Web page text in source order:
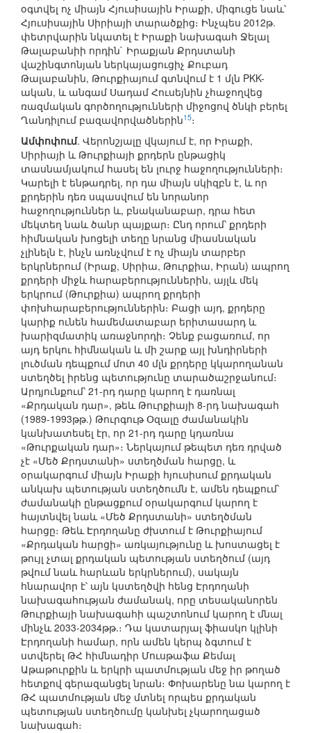
օգտվել ոչ միայն Հյուսիսային Իրաքի, միգուցե նաև՝
Հյուսիսային Սիրիայի տարածքից։ Ինչպես 2012թ.
փետրվարին նկատել է Իրաքի նախագահ Ջելալ
Թալաբանիի որդին` Իրաքյան Քրդստանի
վաշինգտոնյան ներկայացուցիչ Քուբադ
Թալաբանին, Թուրքիայում գտնվում է 1 մլն PKK-
ական, և անգամ Սադամ Հուսեյնին չհաջողվեց
ռազմական գործողությունների միջոցով ծնկի բերել
Ղանդիլում բազավորվածներին15։
Ամփոփում. Վերոնշյալը վկայում է, որ Իրաքի,
Սիրիայի և Թուրքիայի քրդերն ընթացիկ
տասնամյակում հասել են լուրջ հաջողությունների։
Կարելի է ենթադրել, որ դա միայն սկիզբն է, և որ
քրդերին դեռ սպասվում են նորանոր
հաջողություններ և, բնականաբար, դրա հետ
մեկտեղ նաև ծանր պայքար։ Ընդ որում՝ քրդերի
հիմնական խոցելի տեղը նրանց միասնական
չլինելն է, ինչն առնչվում է ոչ միայն տարբեր
երկրներում (Իրաք, Սիրիա, Թուրքիա, Իրան) ապրող
քրդերի միջև հարաբերություններին, այլև մեկ
երկրում (Թուրքիա) ապրող քրդերի
փոխհարաբերություններին։ Բացի այդ, քրդերը
կարիք ունեն համեմատաբար երիտասարդ և
խարիզմատիկ առաջնորդի։ Չենք բացառում, որ
այդ երկու հիմնական և մի շարք այլ խնդիրների
լուծման դեպքում մոտ 40 մլն քրդերը կկարողանան
ստեղծել իրենց պետությունը տարածաշրջանում։
Արդյունքում՝ 21-րդ դարը կարող է դառնալ
«Քրդական դար», թեև Թուրքիայի 8-րդ նախագահ
(1989-1993թթ.) Թուրգութ Օզալը ժամանակին
կանխատեսել էր, որ 21-րդ դարը կդառնա
«Թուրքական դար»։ Ներկայում թեպետ դեռ դրված
չէ «Մեծ Քրդստանի» ստեղծման հարցը, և
օրակարգում միայն Իրաքի հյուսիսում քրդական
անկախ պետության ստեղծումն է, ամեն դեպքում՝
ժամանակի ընթացքում օրակարգում կարող է
հայտնվել նաև «Մեծ Քրդստանի» ստեղծման
հարցը։ Թեև Էրդողանը ժխտում է Թուրքիայում
«Քրդական հարցի» առկայությունը և խոստացել է
թույլ չտալ քրդական պետության ստեղծում (այդ
թվում նաև հարևան երկրներում), սակայն
հնարավոր է՝ այն կստեղծվի հենց Էրդողանի
նախագահության ժամանակ, որը տեսականորեն
Թուրքիայի նախագահի պաշտոնում կարող է մնալ
մինչև 2033-2034թթ.։ Դա կատարյալ ֆիասկո կլինի
Էրդողանի համար, որն ամեն կերպ ձգտում է
ստվերել ԹՀ հիմնադիր Մուսթաֆա Քեմալ
Աթաթուրքին և երկրի պատմության մեջ իր թողած
հետքով գերազանցել նրան։ Փոխարենը նա կարող է
ԹՀ պատմության մեջ մտնել որպես քրդական
պետության ստեղծումը կանխել չկարողացած
նախագահ։